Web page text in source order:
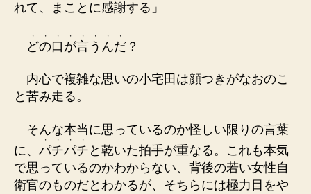
れて、まことに感謝する」
ど
・
の
・
口
・
が
・
言
・
う
・
ん
・
だ
・
？
内心で複雑な思いの小宅田は顔つきがなおのこ
と苦み走る。
そんな本当に思っているのか怪しい限りの言葉
に、 パ
・
チ
・
パ
・
チ
・
と乾いた拍手が重なる。これも本気
で思っているのかわからない、背後の若い女性自
衛官のものだとわかるが、そちらには極力目をや